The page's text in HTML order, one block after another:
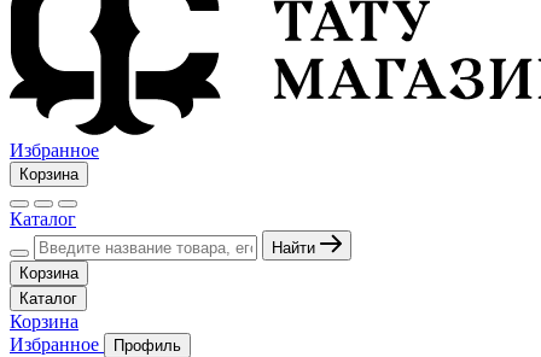
Избранное
Корзина
Каталог
Найти
Корзина
Каталог
Корзина
Избранное
Профиль